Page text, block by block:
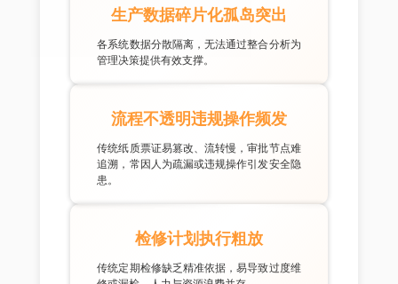
生产数据碎片化孤岛突出
各系统数据分散隔离，无法通过整合分析为
管理决策提供有效支撑。
流程不透明违规操作频发
传统纸质票证易篡改、流转慢，审批节点难
追溯，常因人为疏漏或违规操作引发安全隐
患。
检修计划执行粗放
传统定期检修缺乏精准依据，易导致过度维